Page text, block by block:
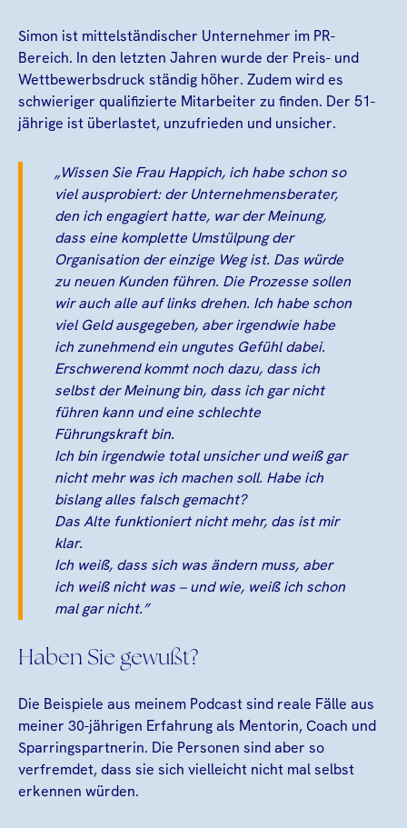
Simon ist mittelständischer Unternehmer im PR-
Bereich. In den letzten Jahren wurde der Preis- und
Wettbewerbsdruck ständig höher. Zudem wird es
schwieriger qualifizierte Mitarbeiter zu finden. Der 51-
jährige ist überlastet, unzufrieden und unsicher.
„Wissen Sie Frau Happich, ich habe schon so
viel ausprobiert: der Unternehmensberater,
den ich engagiert hatte, war der Meinung,
dass eine komplette Umstülpung der
Organisation der einzige Weg ist. Das würde
zu neuen Kunden führen. Die Prozesse sollen
wir auch alle auf links drehen. Ich habe schon
viel Geld ausgegeben, aber irgendwie habe
ich zunehmend ein ungutes Gefühl dabei.
Erschwerend kommt noch dazu, dass ich
selbst der Meinung bin, dass ich gar nicht
führen kann und eine schlechte
Führungskraft bin.
Ich bin irgendwie total unsicher und weiß gar
nicht mehr was ich machen soll. Habe ich
bislang alles falsch gemacht?
Das Alte funktioniert nicht mehr, das ist mir
klar.
Ich weiß, dass sich was ändern muss, aber
ich weiß nicht was – und wie, weiß ich schon
mal gar nicht.”
Haben Sie gewußt?
Die Beispiele aus meinem Podcast sind reale Fälle aus
meiner 30-jährigen Erfahrung als Mentorin, Coach und
Sparringspartnerin. Die Personen sind aber so
verfremdet, dass sie sich vielleicht nicht mal selbst
erkennen würden.